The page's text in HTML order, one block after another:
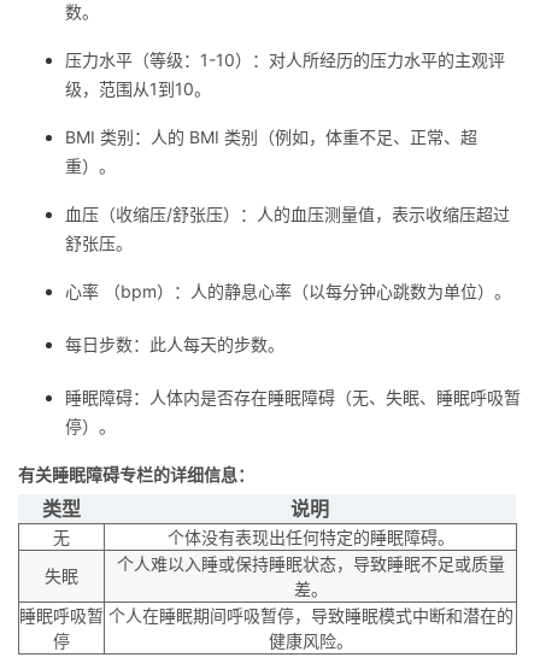
程
认
的
我
支
声
数。
压力水平（等级：1-10）：对人所经历的压力水平的主观评
级，范围从1到10。
BMI 类别：人的 BMI 类别（例如，体重不足、正常、超
重）。
血压（收缩压/舒张压）：人的血压测量值，表示收缩压超过
舒张压。
心率 （bpm）：人的静息心率（以每分钟心跳数为单位）。
每日步数：此人每天的步数。
睡眠障碍：人体内是否存在睡眠障碍（无、失眠、睡眠呼吸暂
停）。
有关睡眠障碍专栏的详细信息：
类型 说明
无
个体没有表现出任何特定的睡眠障碍。
失眠
个人难以入睡或保持睡眠状态，导致睡眠不足或质量
差。
睡眠呼吸暂
停
个人在睡眠期间呼吸暂停，导致睡眠模式中断和潜在的
健康风险。